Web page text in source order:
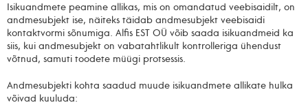
Isikuandmete peamine allikas, mis on omandatud veebisaidilt, on
andmesubjekt ise, näiteks täidab andmesubjekt veebisaidi
kontaktvormi sõnumiga. Alfis EST OÜ võib saada isikuandmeid ka
siis, kui andmesubjekt on vabatahtlikult kontrolleriga ühendust
võtnud, samuti toodete müügi protsessis.
Andmesubjekti kohta saadud muude isikuandmete allikate hulka
võivad kuuluda: